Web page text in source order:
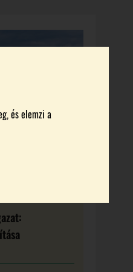
és elemzi a
MAGAZIN